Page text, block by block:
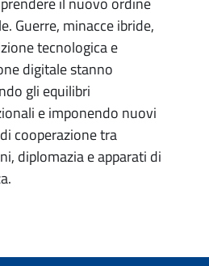
Guerre, minacce ibride,
tecnologica e
digitale stanno
gli equilibri
e imponendo nuovi
cooperazione tra
diplomazia e apparati di